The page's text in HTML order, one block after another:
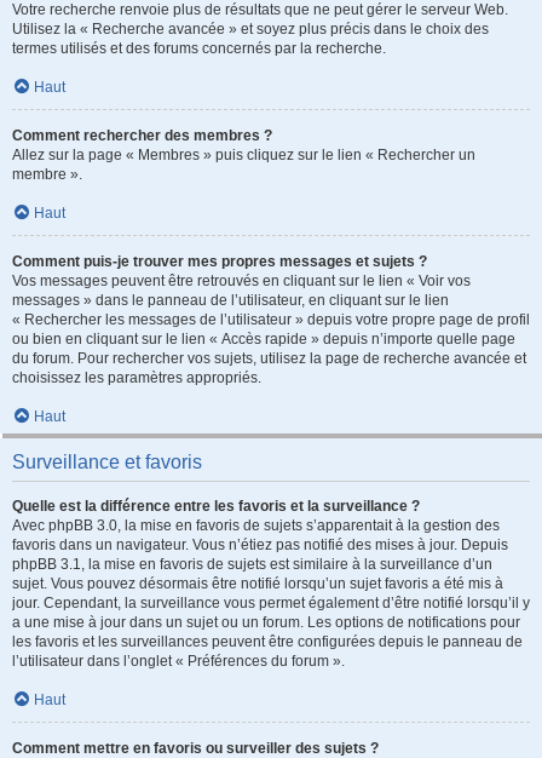
Votre recherche renvoie plus de résultats que ne peut gérer le serveur Web.
Utilisez la « Recherche avancée » et soyez plus précis dans le choix des
termes utilisés et des forums concernés par la recherche.
Haut
Comment rechercher des membres ?
Allez sur la page « Membres » puis cliquez sur le lien « Rechercher un
membre ».
Haut
Comment puis-je trouver mes propres messages et sujets ?
Vos messages peuvent être retrouvés en cliquant sur le lien « Voir vos
messages » dans le panneau de l’utilisateur, en cliquant sur le lien
« Rechercher les messages de l’utilisateur » depuis votre propre page de profil
ou bien en cliquant sur le lien « Accès rapide » depuis n’importe quelle page
du forum. Pour rechercher vos sujets, utilisez la page de recherche avancée et
choisissez les paramètres appropriés.
Haut
Surveillance et favoris
Quelle est la différence entre les favoris et la surveillance ?
Avec phpBB 3.0, la mise en favoris de sujets s’apparentait à la gestion des
favoris dans un navigateur. Vous n’étiez pas notifié des mises à jour. Depuis
phpBB 3.1, la mise en favoris de sujets est similaire à la surveillance d’un
sujet. Vous pouvez désormais être notifié lorsqu’un sujet favoris a été mis à
jour. Cependant, la surveillance vous permet également d’être notifié lorsqu’il y
a une mise à jour dans un sujet ou un forum. Les options de notifications pour
les favoris et les surveillances peuvent être configurées depuis le panneau de
l’utilisateur dans l’onglet « Préférences du forum ».
Haut
Comment mettre en favoris ou surveiller des sujets ?